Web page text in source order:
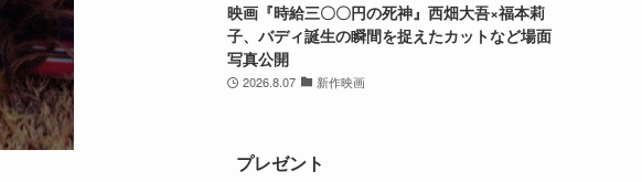
映画『時給三〇〇円の死神』西畑大吾×福本莉
子、バディ誕生の瞬間を捉えたカットなど場面
写真公開
2026.8.07 新作映画
プレゼント